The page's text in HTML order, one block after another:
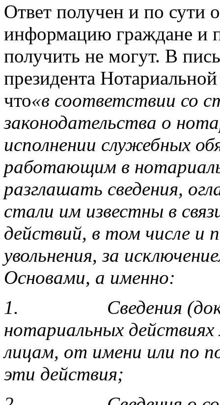
Ответ получен и по сути
информацию граждане и
получить не могут. В
президента
что«в соответствии со
законодательства о
исполнении служебных
работающим в
разглашать сведения,
стали им известны в
действий, в том числе и
увольнения, за
Основами, а именно:
1. Сведения
нотариальных
лицам, от имени или по
эти действия;